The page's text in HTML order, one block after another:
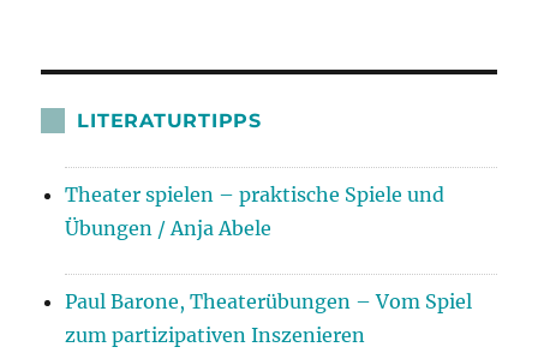
LITERATURTIPPS
Theater spielen – praktische Spiele und
Übungen / Anja Abele
Paul Barone, Theaterübungen – Vom Spiel
zum partizipativen Inszenieren